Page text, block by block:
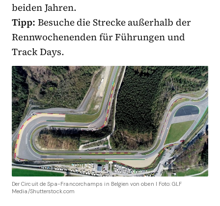
beiden Jahren.
Tipp: Besuche die Strecke außerhalb der
Rennwochenenden für Führungen und
Track Days.
Der Circuit de Spa-Francorchamps in Belgien von oben I Foto: GLF
Media/Shutterstock.com